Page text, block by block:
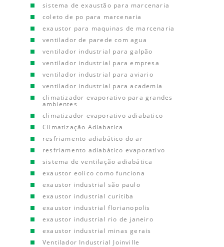
sistema de exaustão para marcenaria
coleto de po para marcenaria
exaustor para maquinas de marcenaria
ventilador de parede com agua
ventilador industrial para galpão
ventilador industrial para empresa
ventilador industrial para aviario
ventilador industrial para academia
climatizador evaporativo para grandes
ambientes
climatizador evaporativo adiabatico
Climatização Adiabatica
resfriamento adiabático do ar
resfriamento adiabático evaporativo
sistema de ventilação adiabática
exaustor eolico como funciona
exaustor industrial são paulo
exaustor industrial curitiba
exaustor industrial florianopolis
exaustor industrial rio de janeiro
exaustor industrial minas gerais
Ventilador Industrial Joinville